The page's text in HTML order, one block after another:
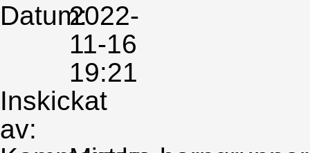
Datum:2022-
11-16
19:21
Inskickat
av: